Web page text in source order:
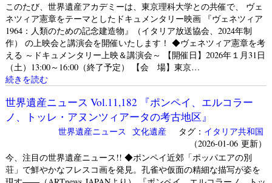
このたび、世界遺産アカデミーは、東京理科大学との共催で、 ヴェ
ネツィア憲章をテーマとしたドキュメンタリー映画 『ヴェネツィア
1964：人類のための記念建造物』（イタリア放送協会、2024年制
作） の上映会と講演会を開催いたします！ ◆ヴェネツィア憲章を考
える ～ドキュメンタリー上映＆講演会～ 【開催日】2026年１月31日
（土）13:00～16:00（終了予定） 【会 場】東京…
続きを読む
世界遺産ニュース Vol.11,182 『ポンペイ、エルコラー
ノ、トッレ・アヌンツィアータの考古地区』
世界遺産ニュース 文化遺産タグ： イタリア共和国
（2026-01-06 更新）
今、注目の世界遺産ニュース!! ◆ポンペイ近郊「ポッパエアの別
荘」で鮮やかなフレスコ画を発見。孔雀や仮面の精細な描写が姿を